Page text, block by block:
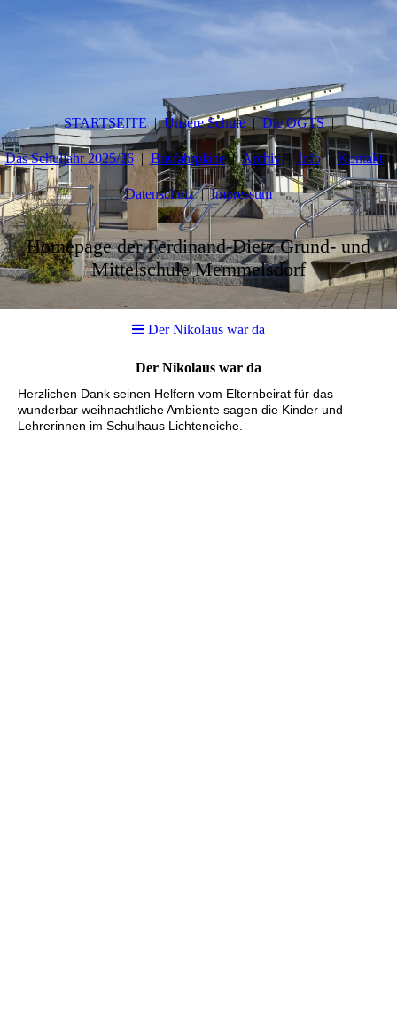
STARTSEITE Unsere Schule Die OGTS
Das Schuljahr 2025/26 Busfahrpläne Archiv Info Kontakt
Datenschutz Impressum
Homepage der Ferdinand-Dietz Grund- und
Mittelschule Memmelsdorf
Der Nikolaus war da
Der Nikolaus war da
Herzlichen Dank seinen Helfern vom Elternbeirat für das
wunderbar weihnachtliche Ambiente sagen die Kinder und
Lehrerinnen im Schulhaus Lichteneiche.